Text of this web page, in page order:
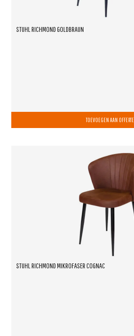
STUHL RICHMOND GOLDBRAUN
TOEVOEGEN AAN OFFERTE
STUHL RICHMOND MIKROFASER COGNAC